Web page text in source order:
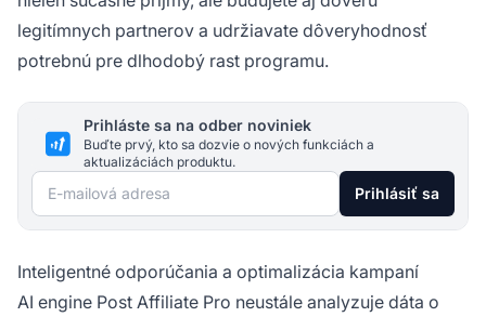
legitímnych partnerov a udržiavate dôveryhodnosť
potrebnú pre dlhodobý rast programu.
Prihláste sa na odber noviniek
Buďte prvý, kto sa dozvie o nových funkciách a
aktualizáciách produktu.
E-mailová adresa Prihlásiť sa
Inteligentné odporúčania a optimalizácia kampaní
AI engine Post Affiliate Pro neustále analyzuje dáta o